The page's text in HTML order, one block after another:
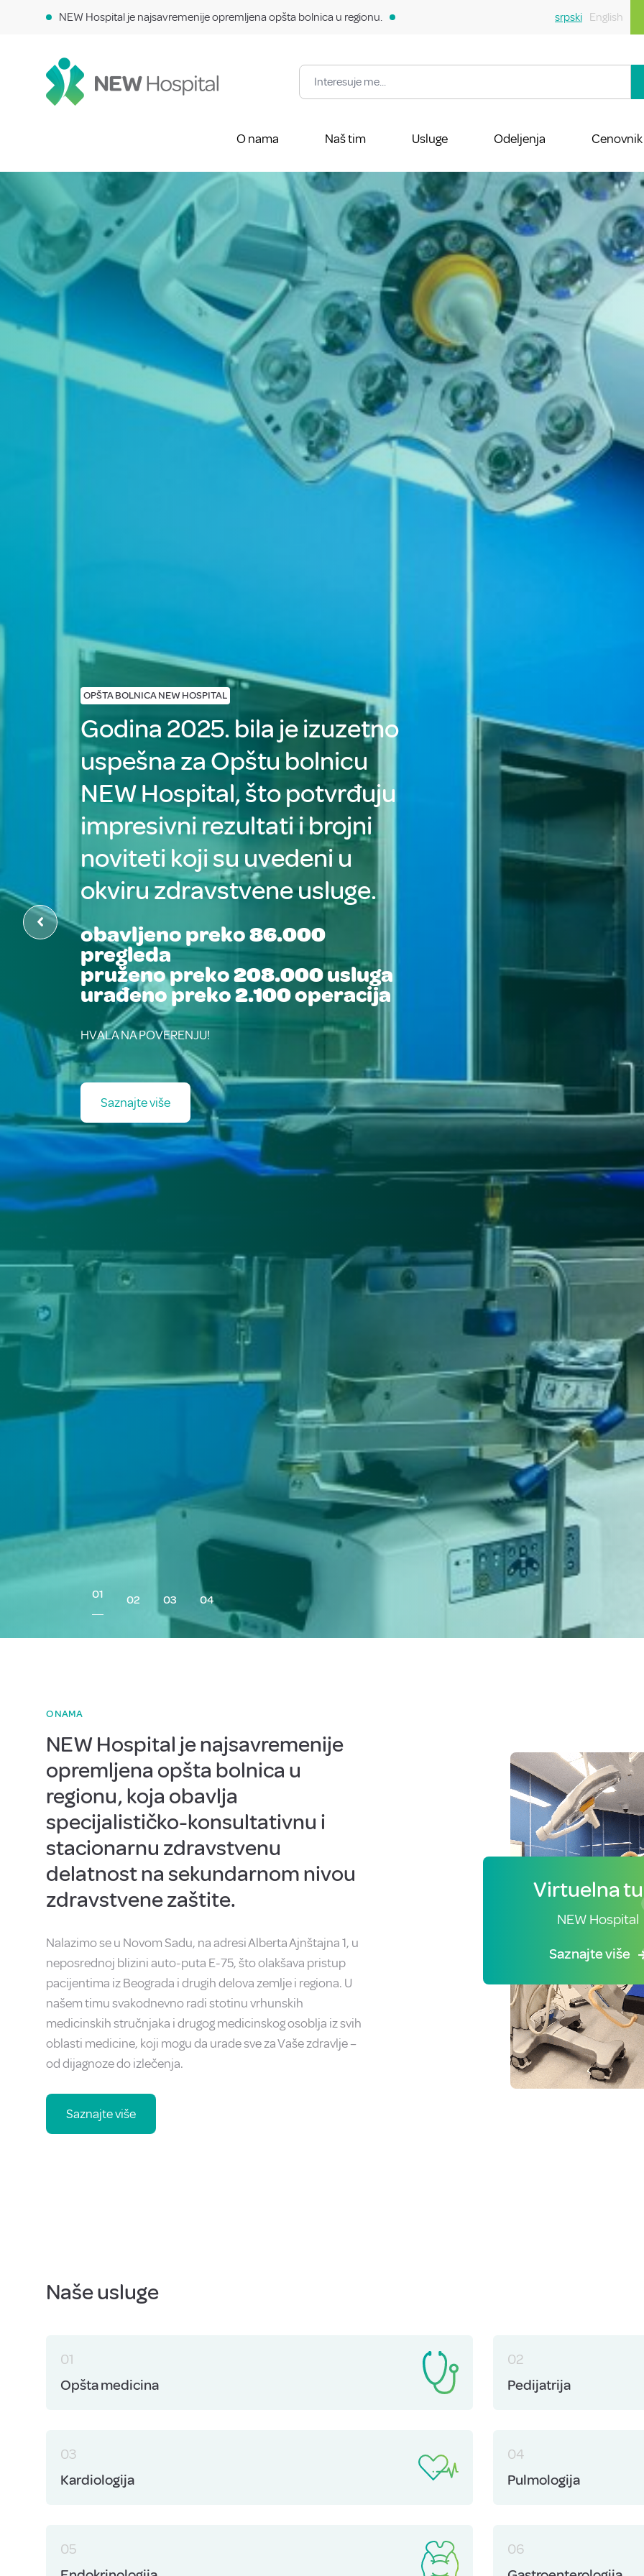
NEW Hospital je najsavremenije opremljena opšta bolnica u regionu. srpski English
O nama Naš tim Usluge Odeljenja Cenovnik
OPŠTA BOLNICA NEW HOSPITAL
Godina 2025. bila je izuzetno
uspešna za Opštu bolnicu
NEW Hospital, što potvrđuju
impresivni rezultati i brojni
noviteti koji su uvedeni u
okviru zdravstvene usluge.
obavljeno preko86.000
pregleda
pruženo preko208.000usluga
urađeno preko2.100operacija
HVALA NA POVERENJU!
Saznajte više
01 02 03 04
O NAMA
NEW Hospital je najsavremenije
opremljena opšta bolnica u
regionu, koja obavlja
specijalističko-konsultativnu i
stacionarnu zdravstvenu
delatnost na sekundarnom nivou
zdravstvene zaštite.
Nalazimo se u Novom Sadu, na adresi Alberta Ajnštajna 1, u
neposrednoj blizini auto-puta E-75, što olakšava pristup
pacijentima iz Beograda i drugih delova zemlje i regiona. U
našem timu svakodnevno radi stotinu vrhunskih
medicinskih stručnjaka i drugog medicinskog osoblja iz svih
oblasti medicine, koji mogu da urade sve za Vaše zdravlje –
od dijagnoze do izlečenja.
Saznajte više
Virtuelna
NEW Hospital
Saznajte više
Naše usluge
01
Opšta medicina
02
Pedijatrija
03
Kardiologija
04
Pulmologija
05
06